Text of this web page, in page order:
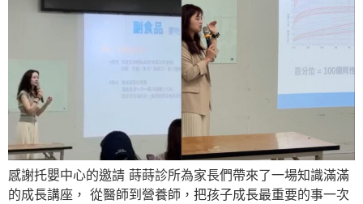
感謝托嬰中心的邀請 蒔蒔診所為家長們帶來了一場知識滿滿
的成長講座， 從醫師到營養師，把孩子成長最重要的事一次